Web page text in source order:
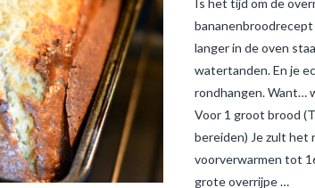
Is het tijd om de
langer in de oven
watertanden. En je
rondhangen. Want…
Voor 1 groot brood
bereiden) Je zult het
voorverwarmen tot
grote overrijpe …